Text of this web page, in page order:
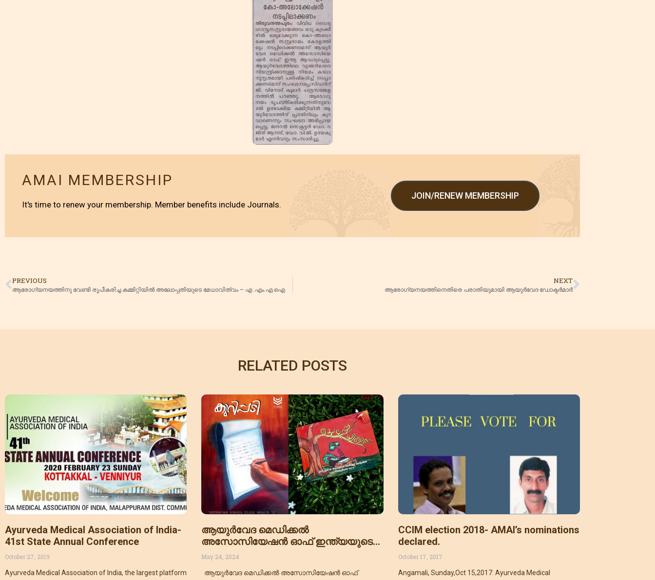
AMAI MEMBERSHIP
It's time to renew your membership. Member benefits include Journals.
JOIN/RENEW MEMBERSHIP
PREVIOUS
ആരോഗ്യനയത്തിനു വേണ്ടി രൂപീകരിച്ച കമ്മിറ്റിയിൽ അലോപ്പതിയുടെ മേധാവിത്വം – എ .എം.എ.ഐ
NEXT
ആരോഗ്യനയത്തിനെതിരെ പരാതിയുമായി ആയുർവേദ ഡോക്ടർമാർ
RELATED POSTS
Ayurveda Medical Association of India-
41st State Annual Conference
October 27, 2019
Ayurveda Medical Association of India, the largest platform
ആയുർവേദ മെഡിക്കൽ
അസോസിയേഷൻ ഓഫ് ഇന്ത്യയുടെ
2023 ലെ ആപ്ത മാഗസിൻ പുരസ്കാരം
May 24, 2024
ആയുർവേദ മെഡിക്കൽ അസോസിയേഷൻ ഓഫ്
CCIM election 2018- AMAI’s nominations
declared.
October 17, 2017
Angamali, Sunday,Oct 15,2017: Ayurveda Medical